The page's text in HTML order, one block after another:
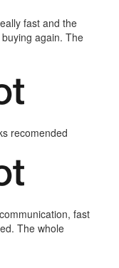
fast and the
again. The
recomended
fast
The whole